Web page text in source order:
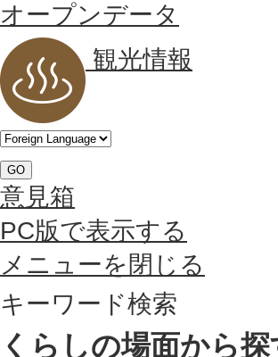
オープンデータ
観光情報
GO
意見箱
PC版で表示する
メニューを閉じる
キーワード検索
くらしの場面から探